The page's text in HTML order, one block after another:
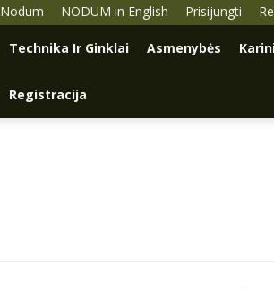
Nodum NODUM in English Prisijungti
Technika Ir Ginklai Asmenybės
Registracija